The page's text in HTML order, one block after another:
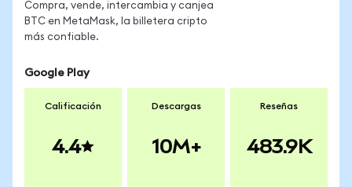
Compra, vende, intercambia y canjea
BTC en MetaMask, la billetera cripto
más confiable.
Google Play
Calificación
4.4
Descargas
10M+
Reseñas
483.9K